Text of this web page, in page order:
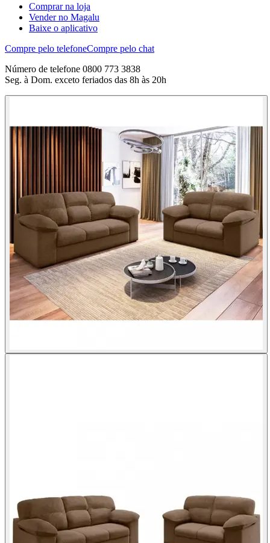
Comprar na loja
Vender no Magalu
Baixe o aplicativo
Compre pelo telefoneCompre pelo chat
Número de telefone 0800 773 3838
Seg. à Dom. exceto feriados das 8h às 20h